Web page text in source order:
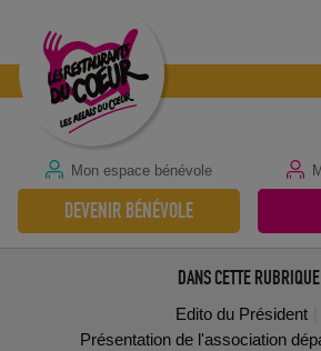
Mon espace bénévole
DEVENIR BÉNÉVOLE
DANS CETTE RUBRIQUE
Edito du Président
Présentation de l'association